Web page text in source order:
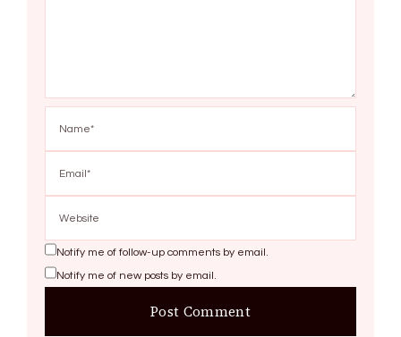
Notify me of follow-up comments by email.
Notify me of new posts by email.